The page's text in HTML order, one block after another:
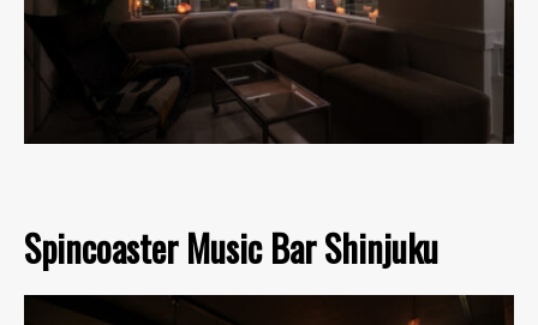
Spincoaster Music Bar Shinjuku